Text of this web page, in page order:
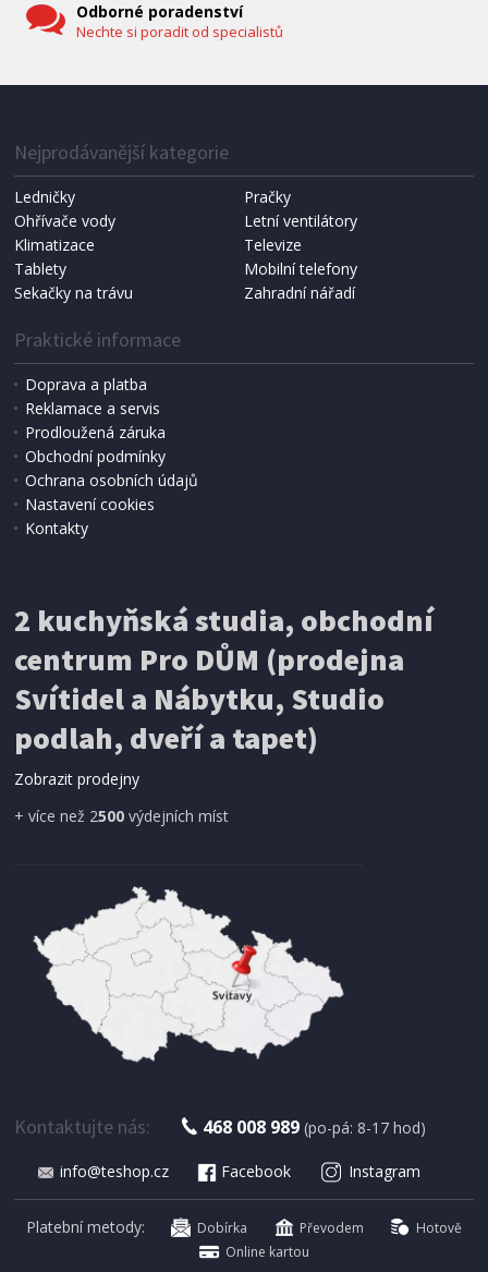
NÁHRADNÍ SÁČKY DO VYSAVAČE
Koma KRA-SB02S (Multi Bag, S-BAG SMS)
199 Kč Přidat do košíku
SÍŤ PROTI HMYZU
ProGarden KO-CY5910600 Síť proti hmyzu do
dveří magnetická 210 x 100 cm
179 Kč
SUŠIČKA OVOCE S ČASOVAČEM
Concept SO 1060 In Time
Odborné poradenství
Nechte si poradit od specialistů
Nejprodávanější kategorie
Ledničky
Pračky
Ohřívače vody
Letní ventilátory
Klimatizace
Televize
Tablety
Mobilní telefony
Sekačky na trávu
Zahradní nářadí
Praktické informace
Doprava a platba
Reklamace a servis
Prodloužená záruka
Obchodní podmínky
Ochrana osobních údajů
Nastavení cookies
Kontakty
2 kuchyňská studia, obchodní
centrum Pro DŮM (prodejna
Svítidel a Nábytku, Studio
podlah, dveří a tapet)
Zobrazit prodejny
+ více než 2500 výdejních míst
Kontaktujte nás: 468 008 989 (po-pá: 8-17 hod)
info@teshop.cz Facebook Instagram
Platební metody: Dobírka Převodem
Hotově
Online kartou